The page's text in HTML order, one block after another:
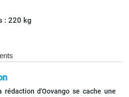
: 220 kg
rédaction d'Oovango se cache une